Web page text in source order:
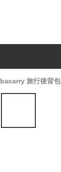
bacarry 旅行後背包